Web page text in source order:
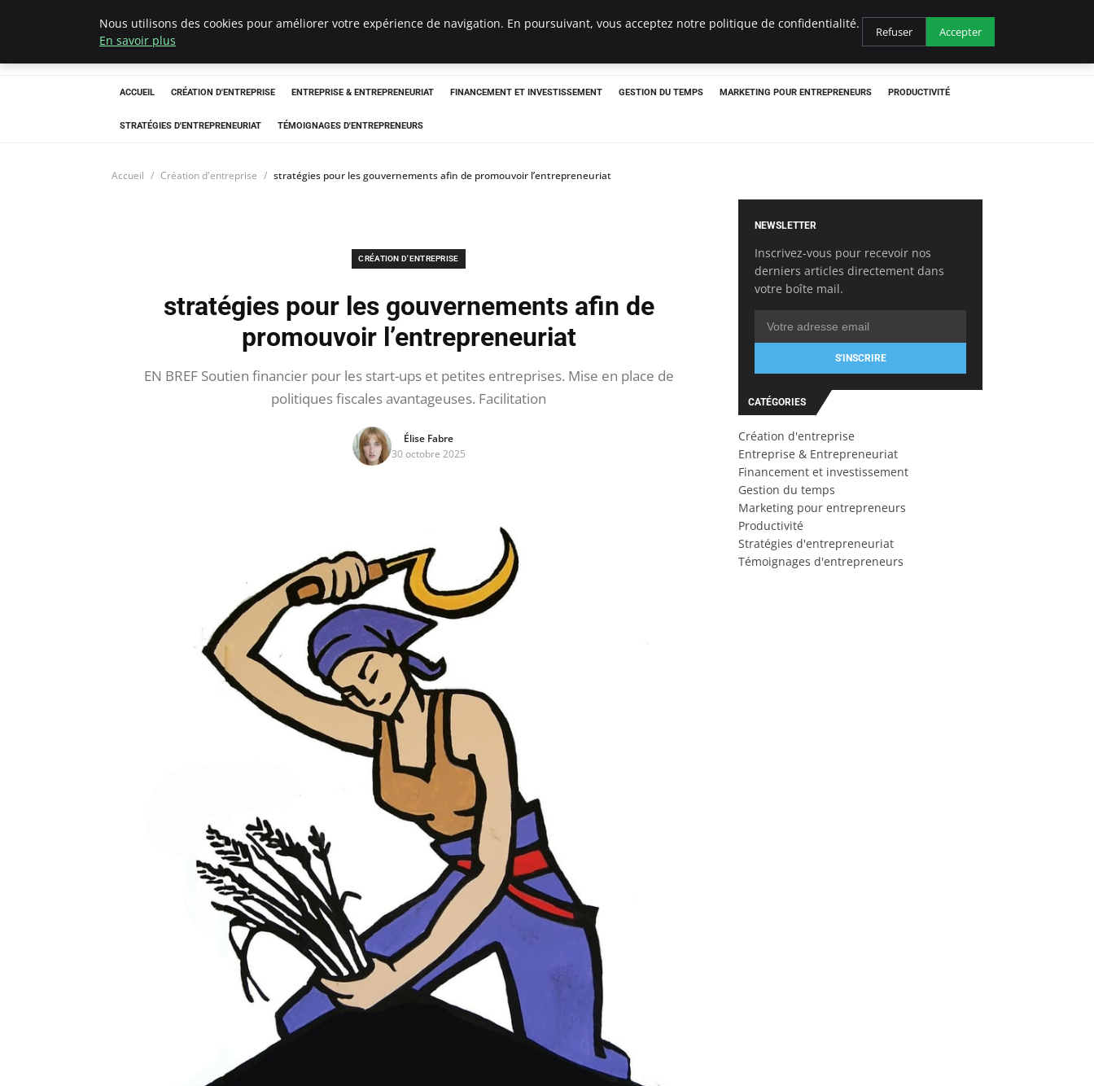
LECFCM
ACCUEIL CRÉATION D'ENTREPRISE ENTREPRISE & ENTREPRENEURIAT FINANCEMENT ET INVESTISSEMENT GESTION DU TEMPS MARKETING POUR ENTREPRENEURS PRODUCTIVITÉ
STRATÉGIES D'ENTREPRENEURIAT TÉMOIGNAGES D'ENTREPRENEURS
Accueil Création d'entreprise stratégies pour les gouvernements afin de promouvoir l’entrepreneuriat
CRÉATION D'ENTREPRISE
stratégies pour les gouvernements afin de
promouvoir l’entrepreneuriat
EN BREF Soutien financier pour les start-ups et petites entreprises. Mise en place de
politiques fiscales avantageuses. Facilitation
Élise Fabre
30 octobre 2025
NEWSLETTER
Inscrivez-vous pour recevoir nos
derniers articles directement dans
votre boîte mail.
S'INSCRIRE
CATÉGORIES
Création d'entreprise
Entreprise & Entrepreneuriat
Financement et investissement
Gestion du temps
Marketing pour entrepreneurs
Productivité
Stratégies d'entrepreneuriat
Témoignages d'entrepreneurs
Nous utilisons des cookies pour améliorer votre expérience de navigation. En poursuivant, vous acceptez notre politique de confidentialité.
En savoir plus
Refuser Accepter